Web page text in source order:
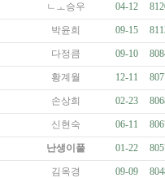
ㄴㅗ승우 04-12
박윤희 09-15
다정큼 09-10
황계월 12-11
손상희 02-23
신현숙 06-11
난생이풀 01-22
김옥경 09-09